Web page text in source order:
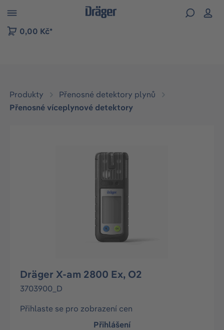
to B2B platform navigation
0,00 Kč*
Produkty
Přenosné detektory plynů
Přenosné víceplynové detektory
Přeskočit galerii obrázků
Dräger X-am 2800 Ex, O2
3703900_D
Přihlaste se pro zobrazení cen
Přihlášení